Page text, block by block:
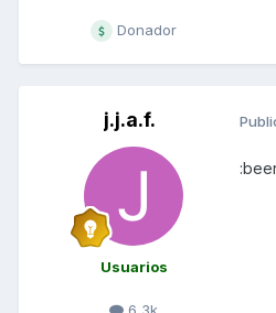
Donador
j.j.a.f.
Usuarios